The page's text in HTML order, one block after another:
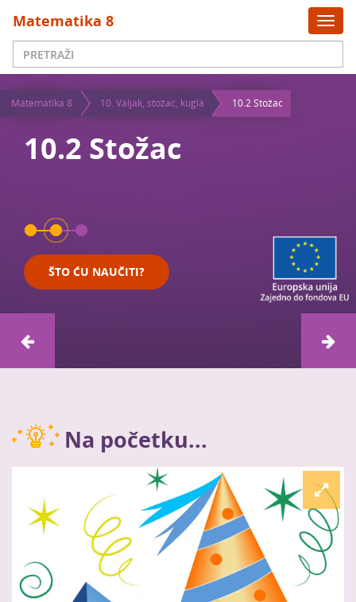
Matematika 8
Matematika 8 10. Valjak, stožac, kugla 10.2 Stožac
10.2 Stožac
ŠTO ĆU NAUČITI?
Na početku...